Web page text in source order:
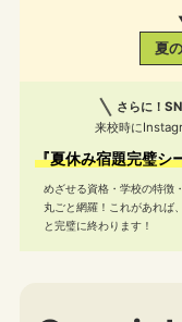
夏
さらに！
来校時に
『夏休み宿題完璧シ
めざせる資格・学校の特徴
丸ごと網羅！ これがあれば
と完璧に終わります！